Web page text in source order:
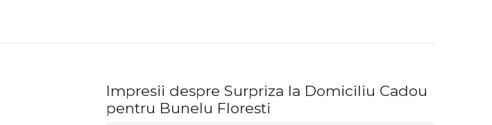
Impresii despre Surpriza la Domiciliu Cadou
pentru Bunelu Floresti